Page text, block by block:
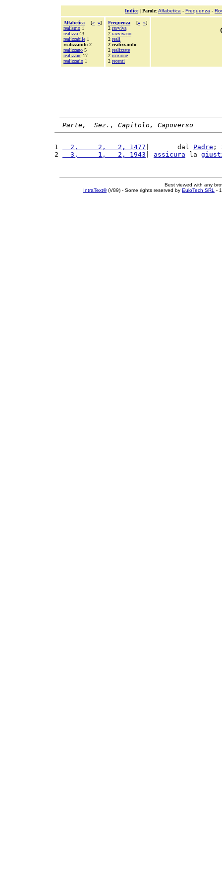
Indice| Parole: Alfabetica - Frequenza -
Alfabetica [« »]
realismo 1
realizza 43
realizzabile 1
realizzando 2
realizzano 5
realizzare 17
realizzarlo 1
Frequenza [« »]
2 ravviva
2 ravvivano
2 reali
2 realizzando
2 realizzate
2 reazione
2 recenti
Parte,  Sez., Capitolo, Capoverso
1
  2,     2,   2, 1477
|       dal Padre ;
2
  3,     1,   2, 1943
assicura la
Best viewed with any
IntraText®(V89) - Some rights reserved by EuloTech SRL -